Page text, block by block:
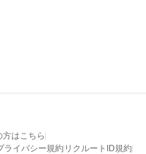
方はこちら
ライバシー規約 リクルートID規約